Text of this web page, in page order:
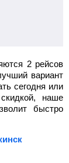
2 рейсов
вариант
сегодня или
наше
быстро